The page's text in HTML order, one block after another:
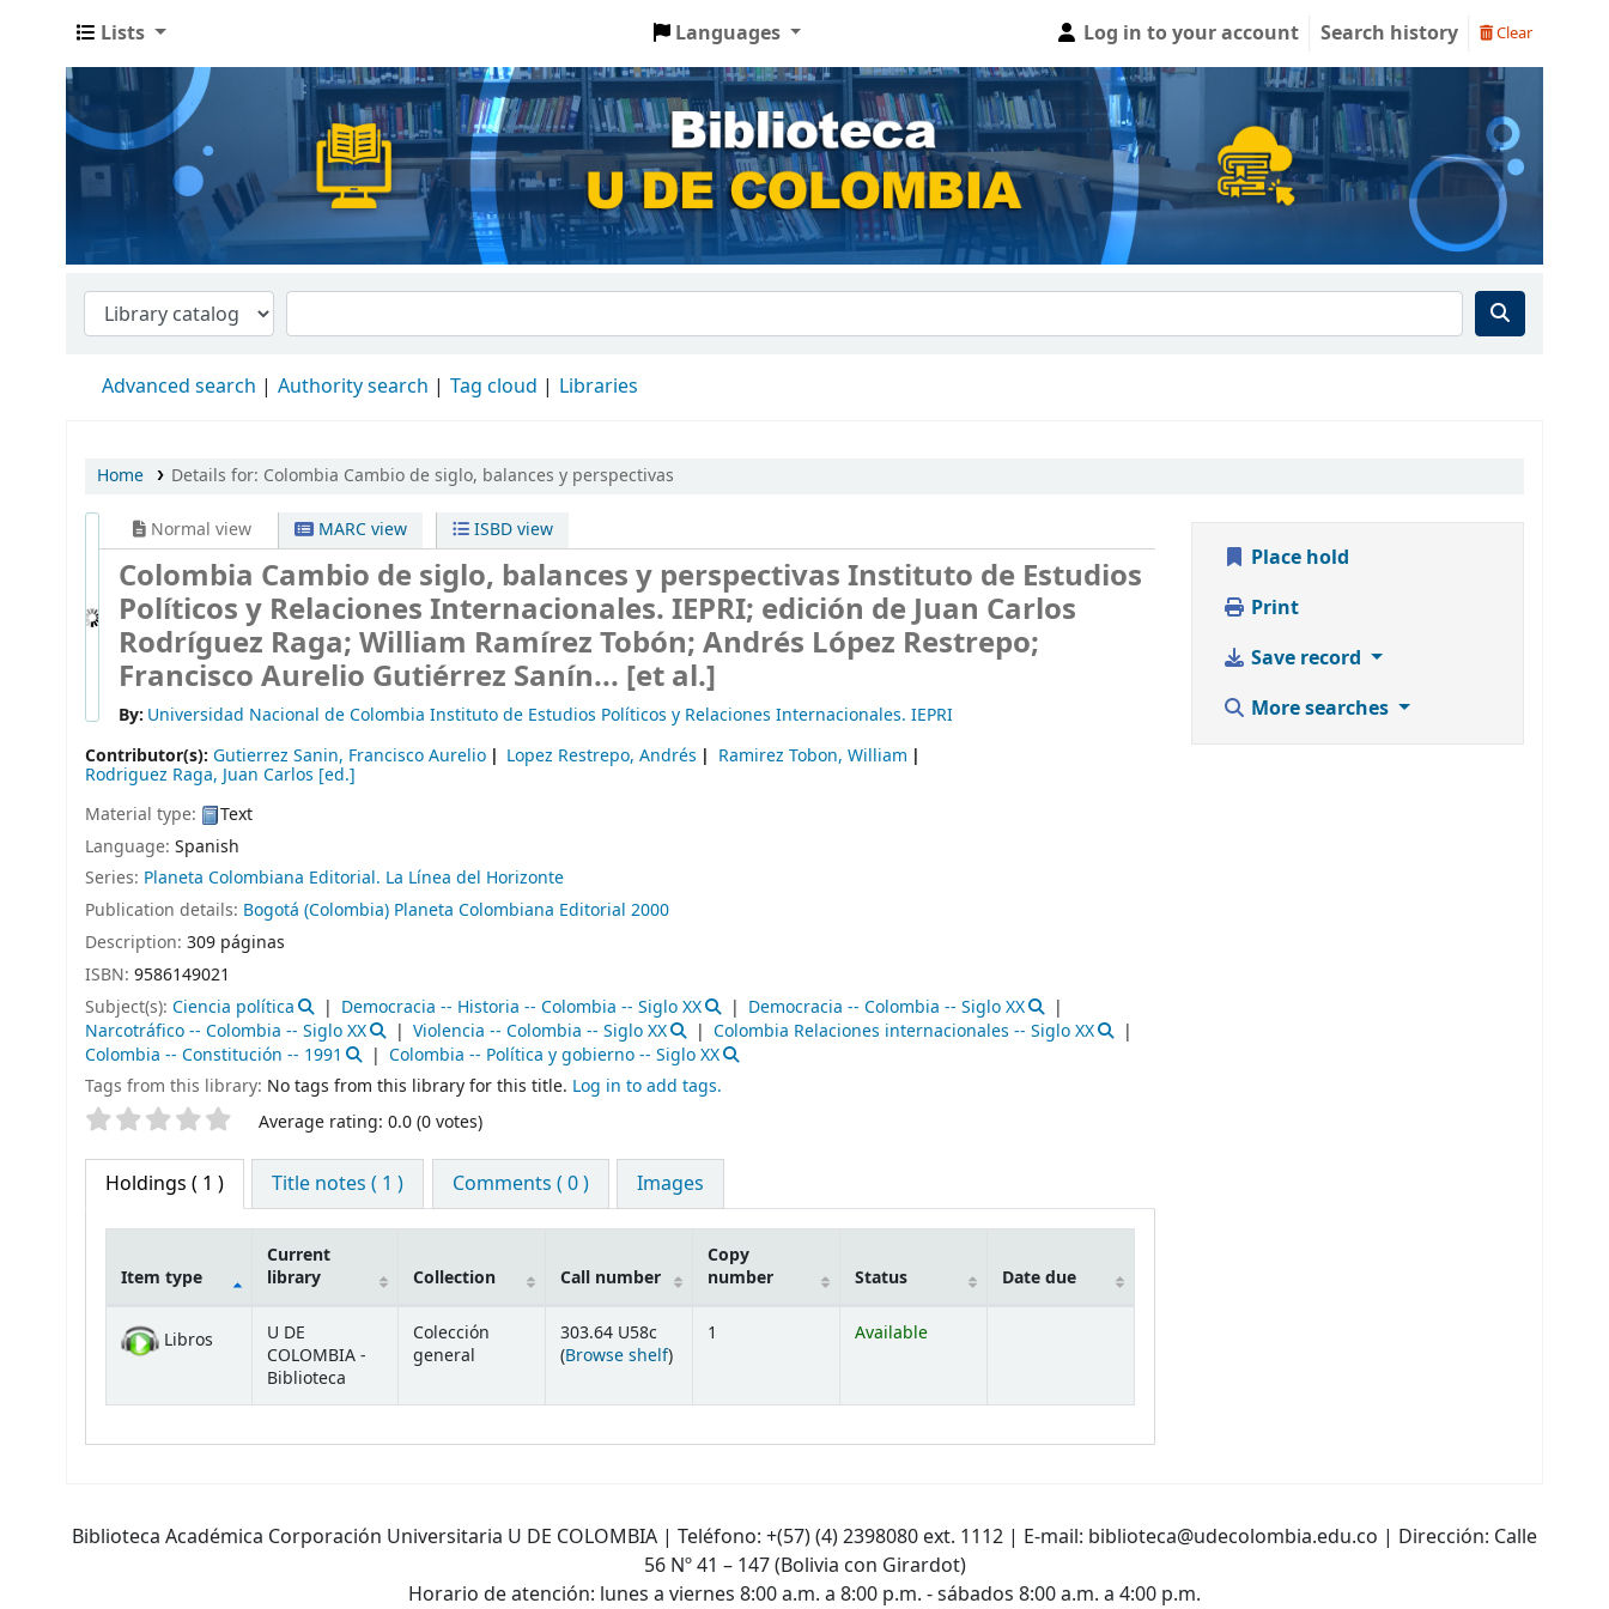
Lists Languages Log in to your account Search history Clear
Advanced search Authority search Tag cloud Libraries
Home Details for: Colombia Cambio de siglo, balances y perspectivas
Normal view MARC view ISBD view
Colombia Cambio de siglo, balances y perspectivasInstituto de Estudios
Políticos y Relaciones Internacionales. IEPRI; edición de Juan Carlos
Rodríguez Raga; William Ramírez Tobón; Andrés López Restrepo;
Francisco Aurelio Gutiérrez Sanín... [et al.]
By: Universidad Nacional de Colombia Instituto de Estudios Políticos y Relaciones Internacionales. IEPRI
Contributor(s): Gutierrez Sanin, Francisco Aurelio Lopez Restrepo, Andrés Ramirez Tobon, William
Rodriguez Raga, Juan Carlos [ed.]
Material type:
Text
Language: Spanish
Series: Planeta Colombiana Editorial. La Línea del Horizonte
Publication details: Bogotá (Colombia) Planeta Colombiana Editorial 2000
Description: 309 páginas
ISBN: 9586149021
Subject(s): Ciencia política Democracia -- Historia -- Colombia -- Siglo XX
Democracia -- Colombia -- Siglo XX
Narcotráfico -- Colombia -- Siglo XX
Violencia -- Colombia -- Siglo XX
Colombia Relaciones internacionales -- Siglo XX
Colombia -- Constitución -- 1991
Colombia -- Política y gobierno -- Siglo XX
Tags from this library: No tags from this library for this title. Log in to add tags.
Star ratings Average rating: 0.0 (0 votes)
Holdings ( 1 ) Title notes ( 1 ) Comments ( 0 ) Images
Holdings
Item type
Current
library
Collection Call number
Copy
number
Status Date due
Libros
U DE
COLOMBIA -
Biblioteca
Colección
general
303.64 U58c
(Browse shelf(Opens below)
)
1 Available
Place hold
Print
Save record
More searches
Biblioteca Académica Corporación Universitaria U DE COLOMBIA | Teléfono: +(57) (4) 2398080 ext. 1112 | E-mail: biblioteca@udecolombia.edu.co | Dirección: Calle
56 Nº 41 – 147 (Bolivia con Girardot)
Horario de atención: lunes a viernes 8:00 a.m. a 8:00 p.m. - sábados 8:00 a.m. a 4:00 p.m.